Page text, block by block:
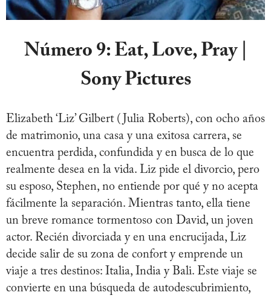
Número 9: Eat, Love, Pray |
Sony Pictures
Elizabeth ‘Liz’ Gilbert (Julia Roberts), con ocho años
de matrimonio, una casa y una exitosa carrera, se
encuentra perdida, confundida y en busca de lo que
realmente desea en la vida. Liz pide el divorcio, pero
su esposo, Stephen, no entiende por qué y no acepta
fácilmente la separación. Mientras tanto, ella tiene
un breve romance tormentoso con David, un joven
actor. Recién divorciada y en una encrucijada, Liz
decide salir de su zona de confort y emprende un
viaje a tres destinos: Italia, India y Bali. Este viaje se
convierte en una búsqueda de autodescubrimiento,